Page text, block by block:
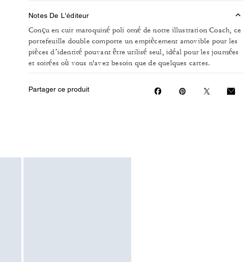
Notes De L'éditeur
Conçu en cuir maroquiné poli orné de notre illustration Coach, ce
portefeuille double comporte un empiècement amovible pour les
pièces d’identité pouvant être utilisé seul, idéal pour les journées
et soirées où vous n'avez besoin que de quelques cartes.
Partager ce produit